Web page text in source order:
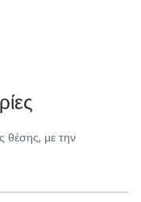
θέσης, με την